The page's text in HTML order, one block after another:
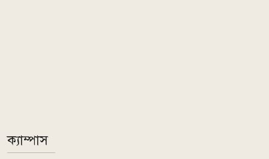
ক্যাম্পাস